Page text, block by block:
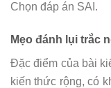
Chọn đáp án SAI.
Mẹo đánh lụi trắc
Đặc điểm của bài
kiến thức rộng, có